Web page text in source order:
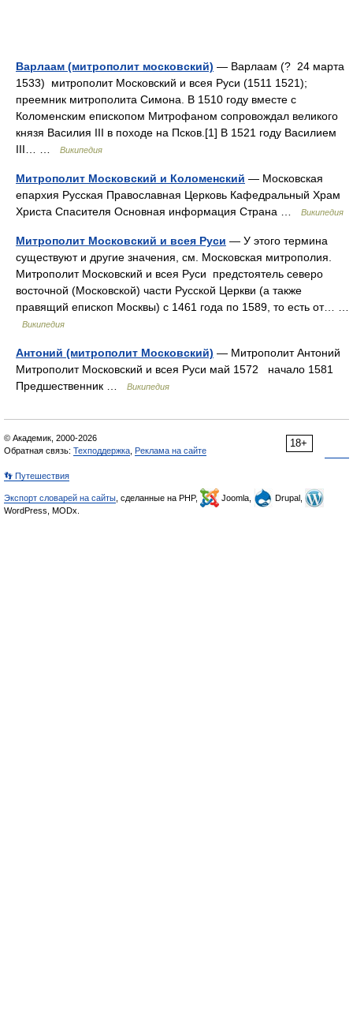
Варлаам (митрополит московский) — Варлаам (? 24 марта
1533) митрополит Московский и всея Руси (1511 1521);
преемник митрополита Симона. В 1510 году вместе с
Коломенским епископом Митрофаном сопровождал великого
князя Василия III в походе на Псков.[1] В 1521 году Василием
III… …
Википедия
Митрополит Московский и Коломенский — Московская
епархия Русская Православная Церковь Кафедральный Храм
Христа Спасителя Основная информация Страна …
Википедия
Митрополит Московский и всея Руси — У этого термина
существуют и другие значения, см. Московская митрополия.
Митрополит Московский и всея Руси предстоятель северо
восточной (Московской) части Русской Церкви (а также
правящий епископ Москвы) с 1461 года по 1589, то есть от… …
Википедия
Антоний (митрополит Московский) — Митрополит Антоний
Митрополит Московский и всея Руси май 1572 начало 1581
Предшественник …
Википедия
18+
© Академик, 2000-2026
Обратная связь: Техподдержка Реклама на сайте
👣 Путешествия
Экспорт словарей на сайты , сделанные на PHP, Joomla,
Drupal,
WordPress, MODx.